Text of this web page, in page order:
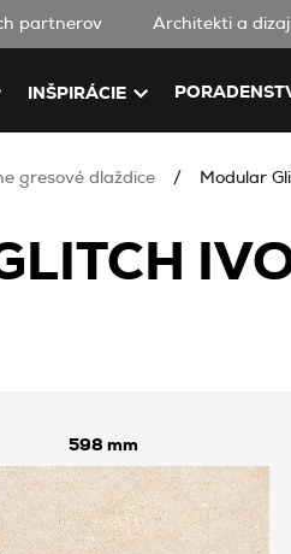
partnerov Architekti a
INŠPIRÁCIE
gresové dlaždice Modular
598